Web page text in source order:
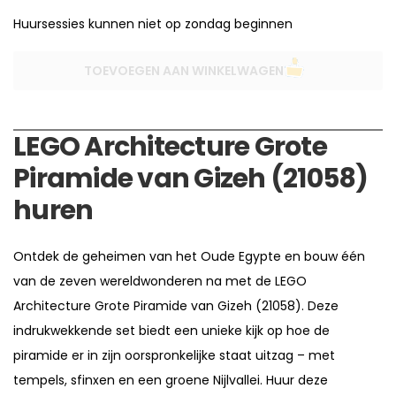
Huursessies kunnen niet op zondag beginnen
TOEVOEGEN AAN WINKELWAGEN
LEGO Architecture Grote
Piramide van Gizeh (21058)
huren
Ontdek de geheimen van het Oude Egypte en bouw één
van de zeven wereldwonderen na met de LEGO
Architecture Grote Piramide van Gizeh (21058). Deze
indrukwekkende set biedt een unieke kijk op hoe de
piramide er in zijn oorspronkelijke staat uitzag – met
tempels, sfinxen en een groene Nijlvallei. Huur deze